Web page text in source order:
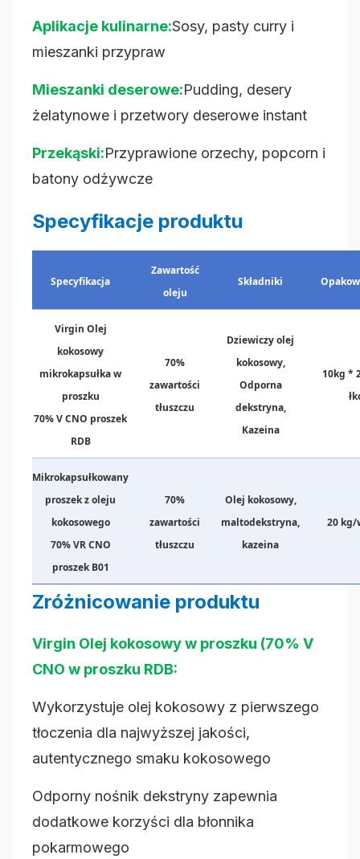
Aplikacje kulinarne:Sosy, pasty curry i
mieszanki przypraw
Mieszanki deserowe:Pudding, desery
żelatynowe i przetwory deserowe instant
Przekąski:Przyprawione orzechy, popcorn i
batony odżywcze
Specyfikacje produktu
Specyfikacja
Zawartość
oleju
Składniki
Virgin Olej
kokosowy
mikrokapsułka w
proszku
70% V CNO proszek
RDB
70%
zawartości
tłuszczu
Dziewiczy olej
kokosowy,
Odporna
dekstryna,
Kazeina
10kg *
Mikrokapsułkowany
proszek z oleju
kokosowego
70% VR CNO
proszek B01
70%
zawartości
tłuszczu
Olej kokosowy,
maltodekstryna,
kazeina
20 kg/
Zróżnicowanie produktu
Virgin Olej kokosowy w proszku (70% V
CNO w proszku RDB:
Wykorzystuje olej kokosowy z pierwszego
tłoczenia dla najwyższej jakości,
autentycznego smaku kokosowego
Odporny nośnik dekstryny zapewnia
dodatkowe korzyści dla błonnika
pokarmowego